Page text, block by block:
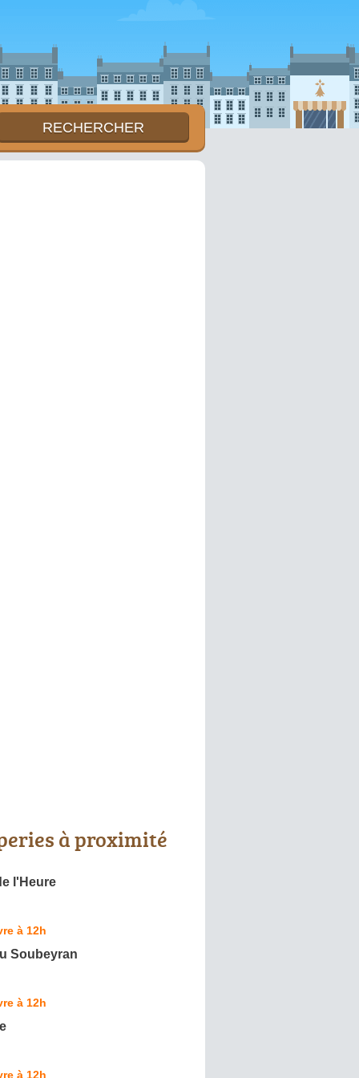
à proximité
l'Heure
à 12h
Soubeyran
à 12h
à 12h